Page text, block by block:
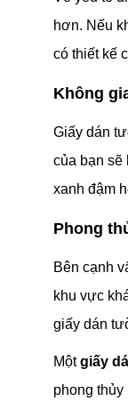
hơn. Nếu
có thiết kế
Không
Giấy dán
của bạn sẽ
xanh đậm
Phong
Bên cạnh
khu vực
giấy dán
Mộtgiấy
phong